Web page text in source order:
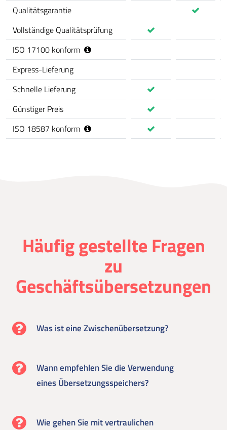
Qualitätsgarantie
Vollständige Qualitätsprüfung
ISO 17100 konform
Express-Lieferung
Schnelle Lieferung
Günstiger Preis
ISO 18587 konform
Häufig gestellte Fragen
zu
Geschäftsübersetzungen
Was ist eine Zwischenübersetzung?
Wann empfehlen Sie die Verwendung
eines Übersetzungsspeichers?
Wie gehen Sie mit vertraulichen